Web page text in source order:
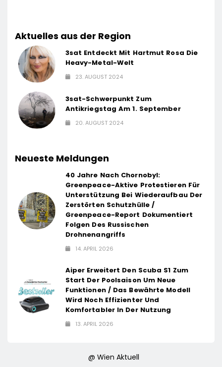
Aktuelles aus der Region
3sat Entdeckt Mit Hartmut Rosa Die
Heavy-Metal-Welt
23. AUGUST 2024
3sat-Schwerpunkt Zum
Antikriegstag Am 1. September
20. AUGUST 2024
Neueste Meldungen
40 Jahre Nach Chornobyl:
Greenpeace-Aktive Protestieren Für
Unterstützung Bei Wiederaufbau Der
Zerstörten Schutzhülle /
Greenpeace-Report Dokumentiert
Folgen Des Russischen
Drohnenangriffs
14. APRIL 2026
Aiper Erweitert Den Scuba S1 Zum
Start Der Poolsaison Um Neue
Funktionen / Das Bewährte Modell
Wird Noch Effizienter Und
Komfortabler In Der Nutzung
13. APRIL 2026
@ Wien Aktuell